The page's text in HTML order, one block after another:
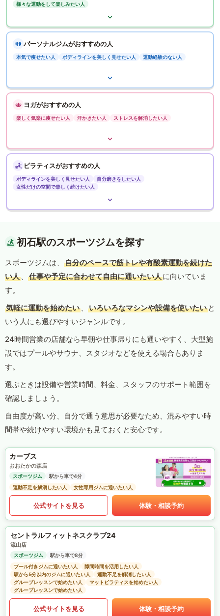
様々な運動をして楽しみたい人
パーソナルジムがおすすめの人
本気で痩せたい人 ボディラインを美しく見せたい人 運動経験のない人
ヨガがおすすめの人
楽しく気楽に痩せたい人 汗かきたい人 ストレスを解消したい人
ピラティスがおすすめの人
ボディラインを美しく見せたい人
自分磨きをしたい人
女性だけの空間で楽しく続けたい人
初石駅のスポーツジムを探す
スポーツジムは、
自分のペースで筋トレや有酸素運動を続けた
い人 、 仕事や予定に合わせて自由に通いたい人に向いていま
す。
気軽に運動を始めたい 、 いろいろなマシンや設備を使いたい と
いう人にも選びやすいジャンルです。
24時間営業の店舗なら早朝や仕事帰りにも通いやすく、大型施
設ではプールやサウナ、スタジオなどを使える場合もありま
す。
選ぶときは設備や営業時間、料金、スタッフのサポート範囲を
確認しましょう。
自由度が高い分、自分で通う意思が必要なため、混みやすい時
間帯や続けやすい環境かも見ておくと安心です。
カーブス
おおたかの森店
スポーツジム
駅から車で4分
運動不足を解消したい人
女性専用ジムに通いたい人
公式サイトを見る 体験・相談予約
セントラルフィットネスクラブ24
流山店
スポーツジム
駅から車で8分
プール付きジムに通いたい人
隙間時間を活用したい人
駅から5分以内のジムに通いたい人
運動不足を解消したい人
グループレッスンで始めたい人
マットピラティスを始めたい人
グループレッスンで始めたい人
公式サイトを見る 体験・相談予約